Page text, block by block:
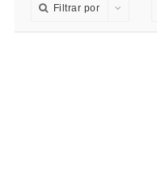
Filtrar por